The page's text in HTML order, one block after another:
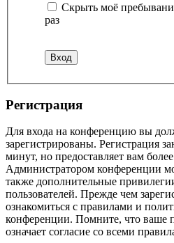
Скрыть моё
раз
Регистрация
Для входа на конференцию вы
зарегистрированы. Регистрация
минут, но предоставляет вам
Администратором конференции
также дополнительные
пользователей. Прежде чем
ознакомиться с правилами и
конференции. Помните, что ваше
означает согласие со всеми